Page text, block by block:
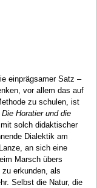
einprägsamer Satz –
vor allem das auf
zu schulen, ist
Die Horatier und die
solch didaktischer
Dialektik am
an sich eine
Marsch übers
erkunden, als
Selbst die Natur, die